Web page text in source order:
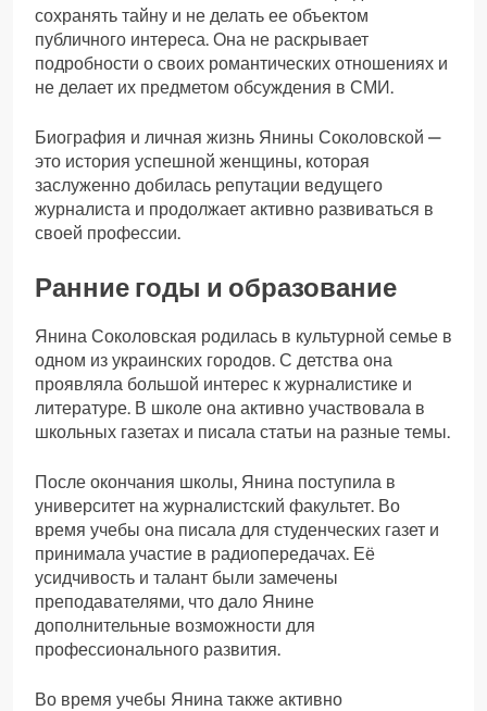
сохранять тайну и не делать ее объектом
публичного интереса. Она не раскрывает
подробности о своих романтических отношениях и
не делает их предметом обсуждения в СМИ.
Биография и личная жизнь Янины Соколовской —
это история успешной женщины, которая
заслуженно добилась репутации ведущего
журналиста и продолжает активно развиваться в
своей профессии.
Ранние годы и образование
Янина Соколовская родилась в культурной семье в
одном из украинских городов. С детства она
проявляла большой интерес к журналистике и
литературе. В школе она активно участвовала в
школьных газетах и писала статьи на разные темы.
После окончания школы, Янина поступила в
университет на журналистский факультет. Во
время учебы она писала для студенческих газет и
принимала участие в радиопередачах. Её
усидчивость и талант были замечены
преподавателями, что дало Янине
дополнительные возможности для
профессионального развития.
Во время учебы Янина также активно